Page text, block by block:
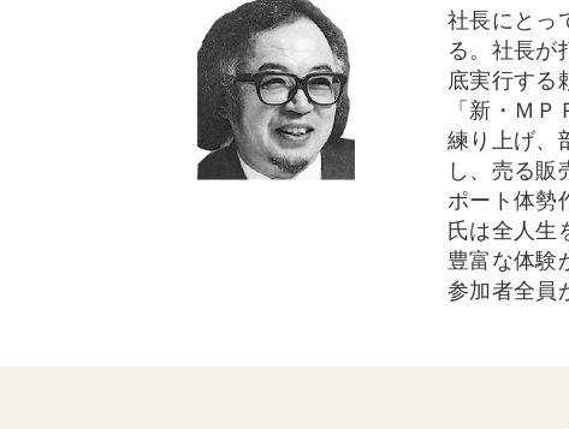
社長にとっ
る。社長が
底実行する
「新・Ｍ
練り上げ、
し、売る販
ポート体勢
氏は全人生
豊富な体験
参加者全員